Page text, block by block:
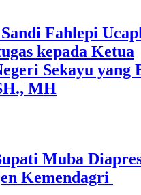
Fahlepi
kepada Ketua
Sekayu yang
MH
Muba
Kemendagri